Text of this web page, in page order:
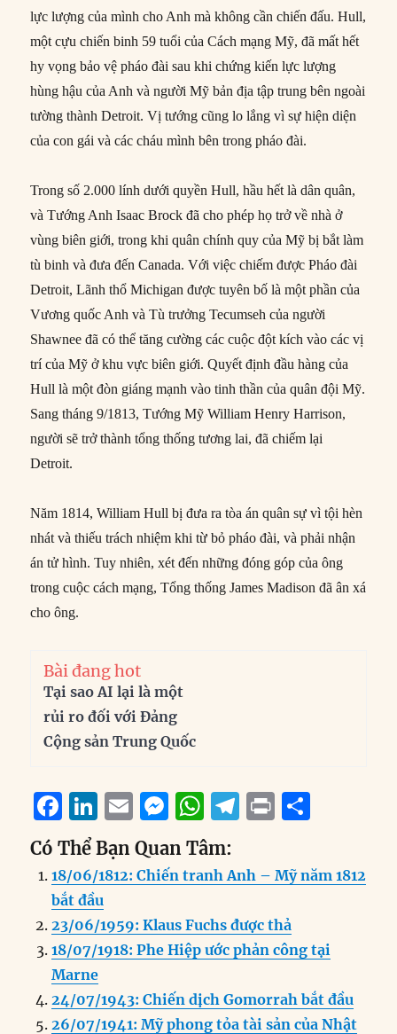
lực lượng của mình cho Anh mà không cần chiến đấu. Hull,
một cựu chiến binh 59 tuổi của Cách mạng Mỹ, đã mất hết
hy vọng bảo vệ pháo đài sau khi chứng kiến lực lượng
hùng hậu của Anh và người Mỹ bản địa tập trung bên ngoài
tường thành Detroit. Vị tướng cũng lo lắng vì sự hiện diện
của con gái và các cháu mình bên trong pháo đài.
Trong số 2.000 lính dưới quyền Hull, hầu hết là dân quân,
và Tướng Anh Isaac Brock đã cho phép họ trở về nhà ở
vùng biên giới, trong khi quân chính quy của Mỹ bị bắt làm
tù binh và đưa đến Canada. Với việc chiếm được Pháo đài
Detroit, Lãnh thổ Michigan được tuyên bố là một phần của
Vương quốc Anh và Tù trưởng Tecumseh của người
Shawnee đã có thể tăng cường các cuộc đột kích vào các vị
trí của Mỹ ở khu vực biên giới. Quyết định đầu hàng của
Hull là một đòn giáng mạnh vào tinh thần của quân đội Mỹ.
Sang tháng 9/1813, Tướng Mỹ William Henry Harrison,
người sẽ trở thành tổng thống tương lai, đã chiếm lại
Detroit.
Năm 1814, William Hull bị đưa ra tòa án quân sự vì tội hèn
nhát và thiếu trách nhiệm khi từ bỏ pháo đài, và phải nhận
án tử hình. Tuy nhiên, xét đến những đóng góp của ông
trong cuộc cách mạng, Tổng thống James Madison đã ân xá
cho ông.
Bài đang hot
Tại sao AI lại là một
rủi ro đối với Đảng
Cộng sản Trung Quốc
F
a
c
e
b
o
o
k
Li
n
k
e
d
I
n
E
m
ai
l
M
ss
e
n
g
W
h
at
s
A
p
T
e
g
r
a
P
n
t
a
re
Có Thể Bạn Quan Tâm:
18/06/1812: Chiến tranh Anh – Mỹ năm 1812
bắt đầu
23/06/1959: Klaus Fuchs được thả
18/07/1918: Phe Hiệp ước phản công tại
Marne
24/07/1943: Chiến dịch Gomorrah bắt đầu
26/07/1941: Mỹ phong tỏa tài sản của Nhật